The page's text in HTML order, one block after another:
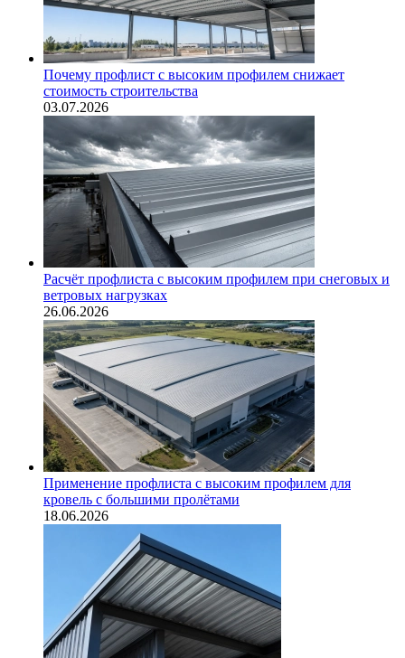
Почему профлист с высоким профилем снижает
стоимость строительства
03.07.2026
Расчёт профлиста с высоким профилем при снеговых и
ветровых нагрузках
26.06.2026
Применение профлиста с высоким профилем для
кровель с большими пролётами
18.06.2026